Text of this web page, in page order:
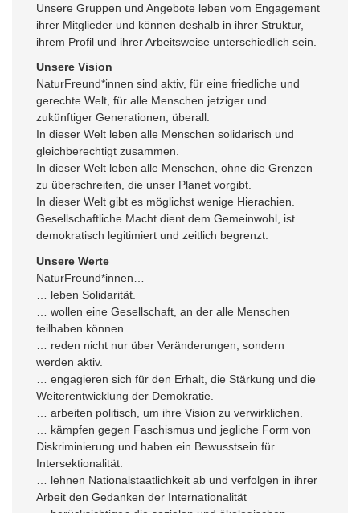
Unsere Gruppen und Angebote leben vom Engagement
ihrer Mitglieder und können deshalb in ihrer Struktur,
ihrem Profil und ihrer Arbeitsweise unterschiedlich sein.
Unsere Vision
NaturFreund*innen sind aktiv, für eine friedliche und
gerechte Welt, für alle Menschen jetziger und
zukünftiger Generationen, überall.
In dieser Welt leben alle Menschen solidarisch und
gleichberechtigt zusammen.
In dieser Welt leben alle Menschen, ohne die Grenzen
zu überschreiten, die unser Planet vorgibt.
In dieser Welt gibt es möglichst wenige Hierachien.
Gesellschaftliche Macht dient dem Gemeinwohl, ist
demokratisch legitimiert und zeitlich begrenzt.
Unsere Werte
NaturFreund*innen…
… leben Solidarität.
… wollen eine Gesellschaft, an der alle Menschen
teilhaben können.
… reden nicht nur über Veränderungen, sondern
werden aktiv.
… engagieren sich für den Erhalt, die Stärkung und die
Weiterentwicklung der Demokratie.
… arbeiten politisch, um ihre Vision zu verwirklichen.
… kämpfen gegen Faschismus und jegliche Form von
Diskriminierung und haben ein Bewusstsein für
Intersektionalität.
… lehnen Nationalstaatlichkeit ab und verfolgen in ihrer
Arbeit den Gedanken der Internationalität